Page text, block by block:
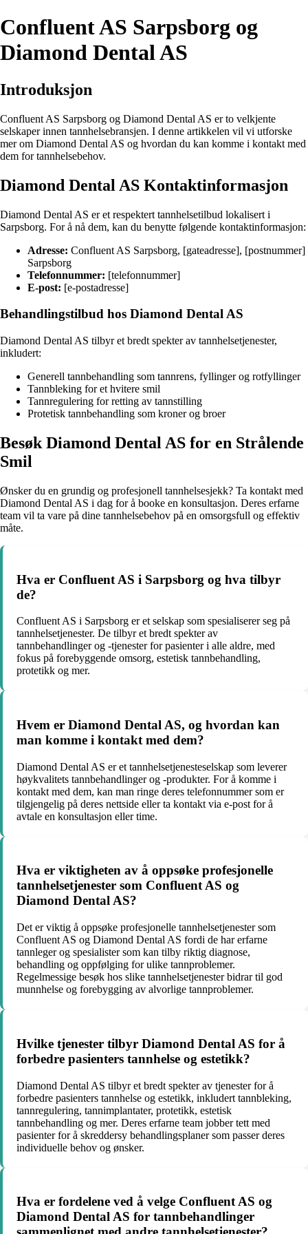
Confluent AS Sarpsborg og
Diamond Dental AS
Introduksjon
Confluent AS Sarpsborg og Diamond Dental AS er to velkjente
selskaper innen tannhelsebransjen. I denne artikkelen vil vi utforske
mer om Diamond Dental AS og hvordan du kan komme i kontakt med
dem for tannhelsebehov.
Diamond Dental AS Kontaktinformasjon
Diamond Dental AS er et respektert tannhelsetilbud lokalisert i
Sarpsborg. For å nå dem, kan du benytte følgende kontaktinformasjon:
Adresse: Confluent AS Sarpsborg, [gateadresse], [postnummer]
Sarpsborg
Telefonnummer: [telefonnummer]
E-post: [e-postadresse]
Behandlingstilbud hos Diamond Dental AS
Diamond Dental AS tilbyr et bredt spekter av tannhelsetjenester,
inkludert:
Generell tannbehandling som tannrens, fyllinger og rotfyllinger
Tannbleking for et hvitere smil
Tannregulering for retting av tannstilling
Protetisk tannbehandling som kroner og broer
Besøk Diamond Dental AS for en Strålende
Smil
Ønsker du en grundig og profesjonell tannhelsesjekk? Ta kontakt med
Diamond Dental AS i dag for å booke en konsultasjon. Deres erfarne
team vil ta vare på dine tannhelsebehov på en omsorgsfull og effektiv
måte.
Hva er Confluent AS i Sarpsborg og hva tilbyr
de?
Confluent AS i Sarpsborg er et selskap som spesialiserer seg på
tannhelsetjenester. De tilbyr et bredt spekter av
tannbehandlinger og -tjenester for pasienter i alle aldre, med
fokus på forebyggende omsorg, estetisk tannbehandling,
protetikk og mer.
Hvem er Diamond Dental AS, og hvordan kan
man komme i kontakt med dem?
Diamond Dental AS er et tannhelsetjenesteselskap som leverer
høykvalitets tannbehandlinger og -produkter. For å komme i
kontakt med dem, kan man ringe deres telefonnummer som er
tilgjengelig på deres nettside eller ta kontakt via e-post for å
avtale en konsultasjon eller time.
Hva er viktigheten av å oppsøke profesjonelle
tannhelsetjenester som Confluent AS og
Diamond Dental AS?
Det er viktig å oppsøke profesjonelle tannhelsetjenester som
Confluent AS og Diamond Dental AS fordi de har erfarne
tannleger og spesialister som kan tilby riktig diagnose,
behandling og oppfølging for ulike tannproblemer.
Regelmessige besøk hos slike tannhelsetjenester bidrar til god
munnhelse og forebygging av alvorlige tannproblemer.
Hvilke tjenester tilbyr Diamond Dental AS for å
forbedre pasienters tannhelse og estetikk?
Diamond Dental AS tilbyr et bredt spekter av tjenester for å
forbedre pasienters tannhelse og estetikk, inkludert tannbleking,
tannregulering, tannimplantater, protetikk, estetisk
tannbehandling og mer. Deres erfarne team jobber tett med
pasienter for å skreddersy behandlingsplaner som passer deres
individuelle behov og ønsker.
Hva er fordelene ved å velge Confluent AS og
Diamond Dental AS for tannbehandlinger